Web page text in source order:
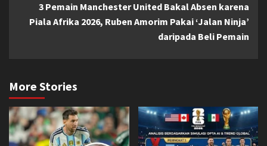
3 Pemain Manchester United Bakal Absen karena
Piala Afrika 2026, Ruben Amorim Pakai ‘Jalan Ninja’
daripada Beli Pemain
More Stories